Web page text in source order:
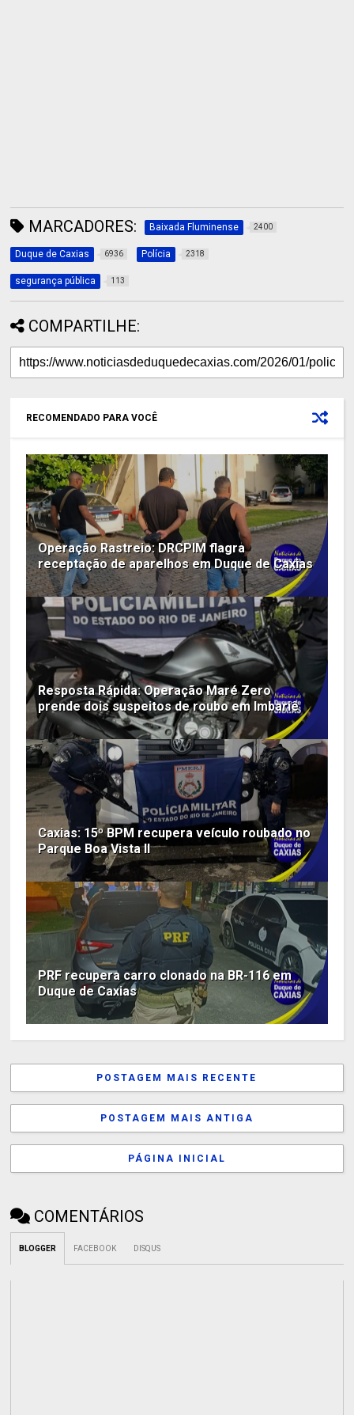
MARCADORES: Baixada Fluminense 2400
Duque de Caxias 6936 Polícia 2318
segurança pública 113
COMPARTILHE:
RECOMENDADO PARA VOCÊ
Operação Rastreio: DRCPIM flagra
receptação de aparelhos em Duque de Caxias
Resposta Rápida: Operação Maré Zero
prende dois suspeitos de roubo em Imbariê
Caxias: 15º BPM recupera veículo roubado no
Parque Boa Vista II
PRF recupera carro clonado na BR-116 em
Duque de Caxias
POSTAGEM MAIS RECENTE
POSTAGEM MAIS ANTIGA
PÁGINA INICIAL
COMENTÁRIOS
BLOGGER FACEBOOK DISQUS